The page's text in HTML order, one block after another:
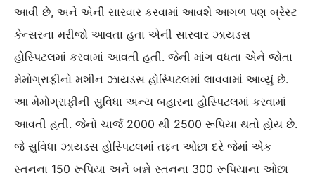
આવી છે, અને એની સારવાર કરવામાં આવશે આગળ પણ બ્રેસ્ટ
કેન્સરના મરીજો આવતા હતા એની સારવાર ઝાયડસ
હોસ્પિટલમાં કરવામાં આવતી હતી. જેની માંગ વધતા એને જોતા
મેમોગ્રાફીનો મશીન ઝાયડસ હોસ્પિટલમાં લાવવામાં આવ્યું છે.
આ મેમોગ્રાફીની સુવિધા અન્ય બહારના હોસ્પિટલમાં કરવામાં
આવતી હતી. જેનો ચાર્જ 2000 થી 2500 રૂપિયા થતો હોય છે.
જે સુવિધા ઝાયડસ હોસ્પિટલમાં તદ્દન ઓછા દરે જેમાં એક
સ્તનના 150 રૂપિયા અને બન્ને સ્તનના 300 રૂપિયાના ઓછા